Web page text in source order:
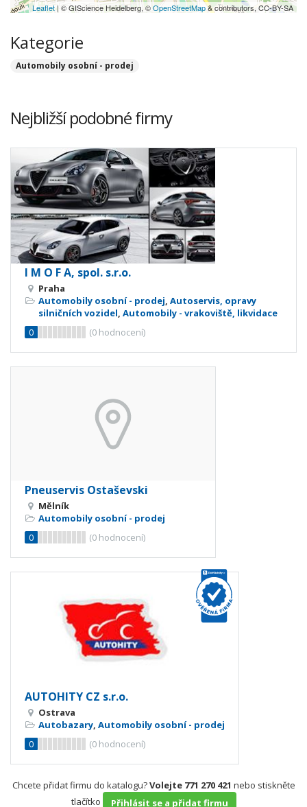
Leaflet | © GIScience Heidelberg, ©OpenStreetMap& contributors, CC-BY-SA
Kategorie
Automobily osobní - prodej
Nejbližší podobné firmy
I M O F A, spol. s.r.o.
Praha
Automobily osobní - prodej, Autoservis, opravy
silničních vozidel, Automobily - vrakoviště, likvidace
0
(0 hodnocení)
Pneuservis Ostaševski
Mělník
Automobily osobní - prodej
0
(0 hodnocení)
AUTOHITY CZ s.r.o.
Ostrava
Autobazary, Automobily osobní - prodej
0
(0 hodnocení)
Chcete přidat firmu do katalogu?Volejte 771 270 421 nebo stiskněte
tlačítko
Přihlásit se a přidat firmu